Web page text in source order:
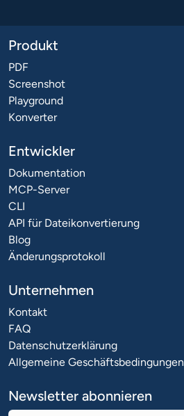
Produkt
PDF
Screenshot
Playground
Konverter
Entwickler
Dokumentation
MCP-Server
CLI
API für Dateikonvertierung
Blog
Änderungsprotokoll
Unternehmen
Kontakt
FAQ
Datenschutzerklärung
Allgemeine Geschäftsbedingungen
Newsletter abonnieren